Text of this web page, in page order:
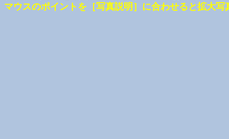
マウスのポイントを［写真説明］に合わせると拡大写